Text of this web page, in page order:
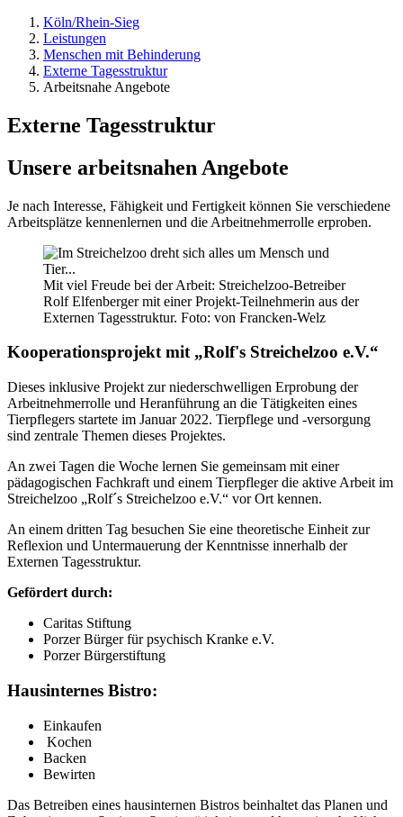
Köln/Rhein-Sieg
Leistungen
Menschen mit Behinderung
Externe Tagesstruktur
Arbeitsnahe Angebote
Externe Tagesstruktur
Unsere arbeitsnahen Angebote
Je nach Interesse, Fähigkeit und Fertigkeit können Sie verschiedene
Arbeitsplätze kennenlernen und die Arbeitnehmerrolle erproben.
Mit viel Freude bei der Arbeit: Streichelzoo-Betreiber
Rolf Elfenberger mit einer Projekt-Teilnehmerin aus der
Externen Tagesstruktur. Foto: von Francken-Welz
Kooperationsprojekt mit „Rolf's Streichelzoo e.V.“
Dieses inklusive Projekt zur niederschwelligen Erprobung der
Arbeitnehmerrolle und Heranführung an die Tätigkeiten eines
Tierpflegers startete im Januar 2022. Tierpflege und -versorgung
sind zentrale Themen dieses Projektes.
An zwei Tagen die Woche lernen Sie gemeinsam mit einer
pädagogischen Fachkraft und einem Tierpfleger die aktive Arbeit im
Streichelzoo „Rolf´s Streichelzoo e.V.“ vor Ort kennen.
An einem dritten Tag besuchen Sie eine theoretische Einheit zur
Reflexion und Untermauerung der Kenntnisse innerhalb der
Externen Tagesstruktur.
Gefördert durch:
Caritas Stiftung
Porzer Bürger für psychisch Kranke e.V.
Porzer Bürgerstiftung
Hausinternes Bistro:
Einkaufen
Kochen
Backen
Bewirten
Das Betreiben eines hausinternen Bistros beinhaltet das Planen und